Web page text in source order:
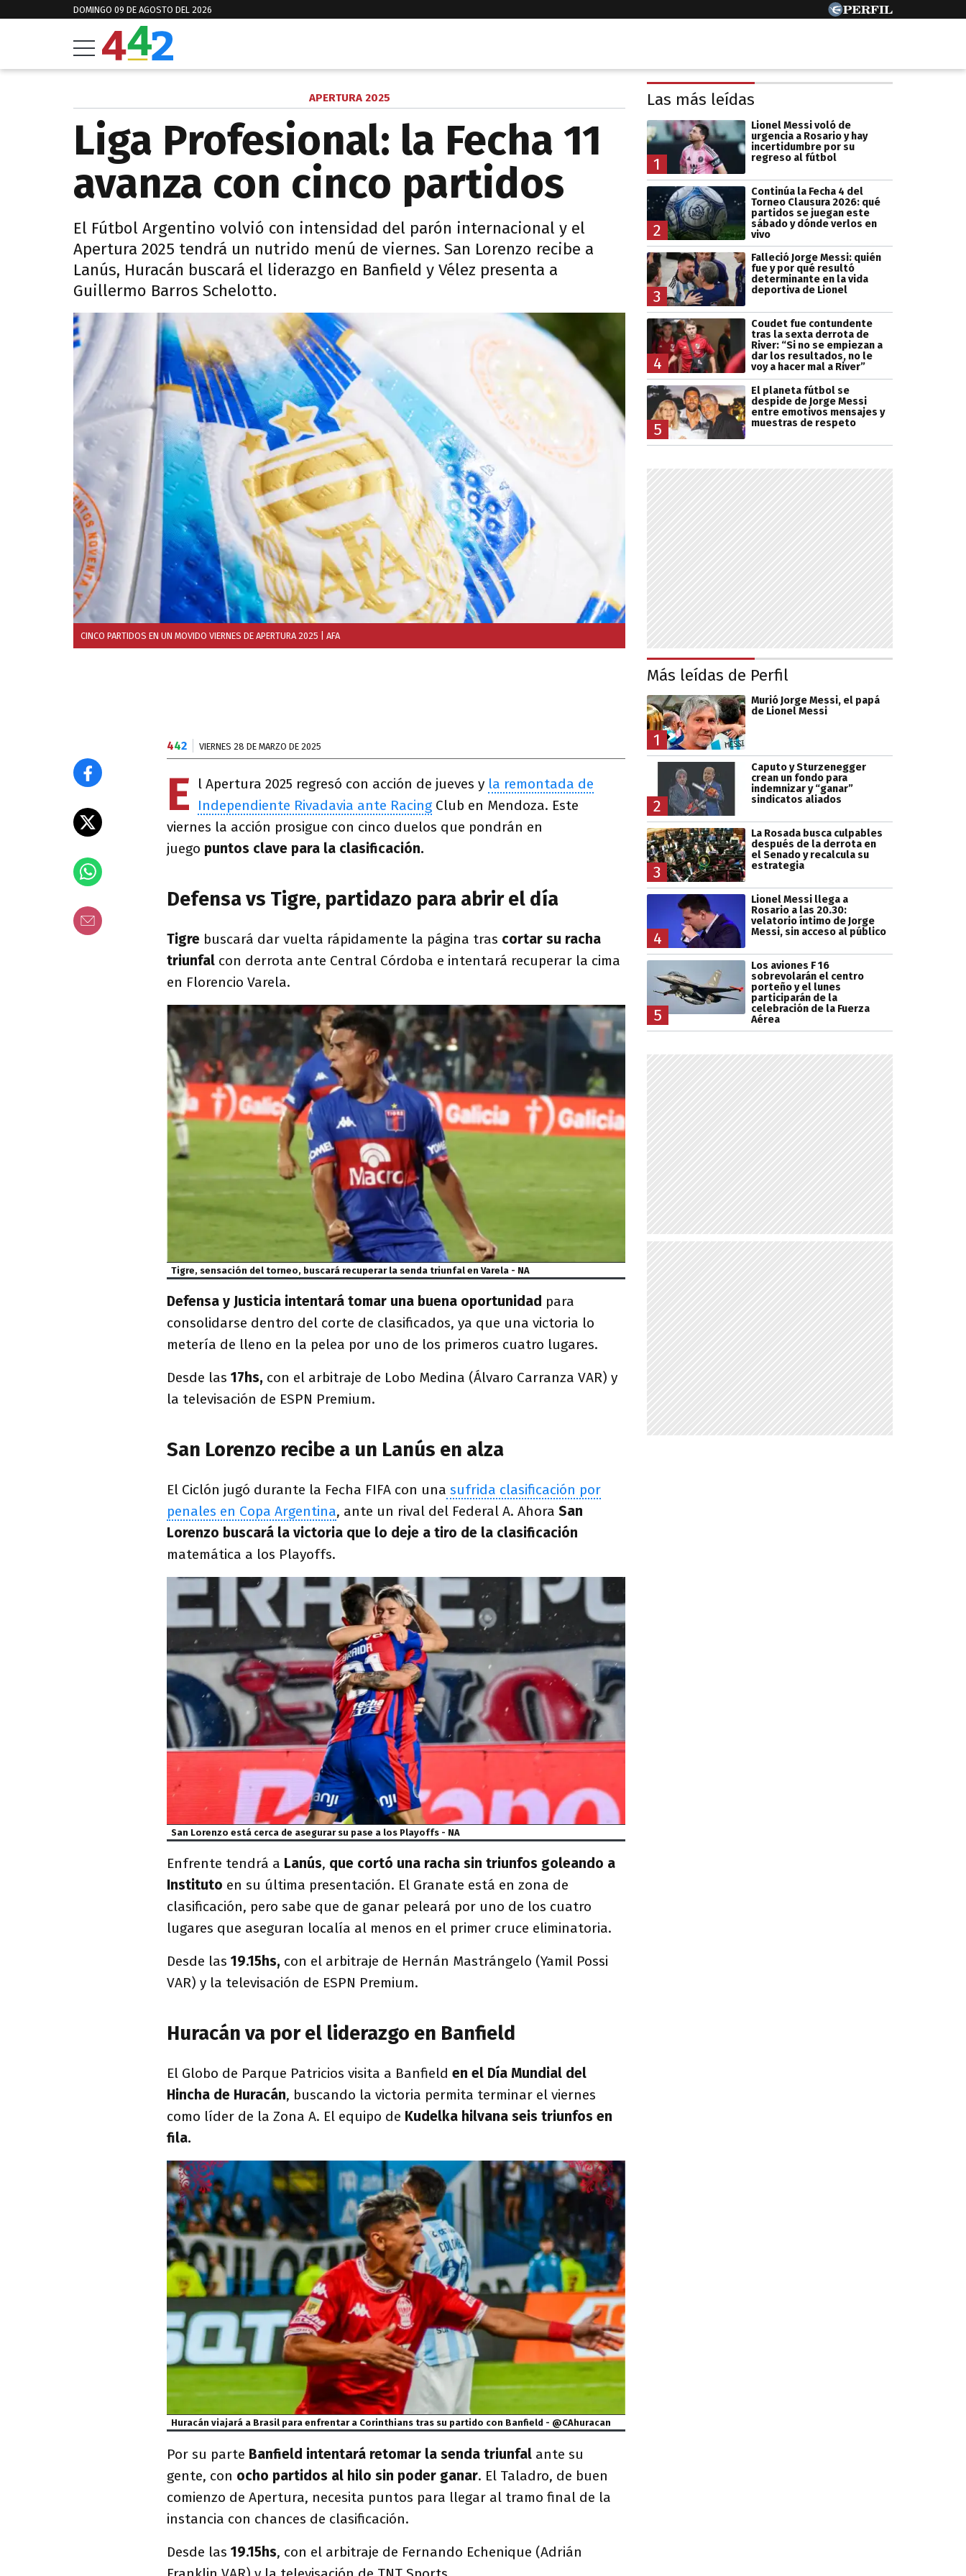
DOMINGO 09 DE AGOSTO DEL 2026
APERTURA 2025
Liga Profesional: la Fecha 11
avanza con cinco partidos
El Fútbol Argentino volvió con intensidad del parón internacional y el
Apertura 2025 tendrá un nutrido menú de viernes. San Lorenzo recibe a
Lanús, Huracán buscará el liderazgo en Banfield y Vélez presenta a
Guillermo Barros Schelotto.
CINCO PARTIDOS EN UN MOVIDO VIERNES DE APERTURA 2025 | AFA
442 VIERNES 28 DE MARZO DE 2025
E l Apertura 2025 regresó con acción de jueves y la remontada de
Independiente Rivadavia ante RacingClub en Mendoza. Este
viernes la acción prosigue con cinco duelos que pondrán en
juego puntos clave para la clasificación.
Defensa vs Tigre, partidazo para abrir el día
Tigre buscará dar vuelta rápidamente la página tras cortar su racha
triunfal con derrota ante Central Córdoba e intentará recuperar la cima
en Florencio Varela.
Tigre, sensación del torneo, buscará recuperar la senda triunfal en Varela - NA
Defensa y Justicia intentará tomar una buena oportunidad para
consolidarse dentro del corte de clasificados, ya que una victoria lo
metería de lleno en la pelea por uno de los primeros cuatro lugares.
Desde las 17hs, con el arbitraje de Lobo Medina (Álvaro Carranza VAR) y
la televisación de ESPN Premium.
San Lorenzo recibe a un Lanús en alza
El Ciclón jugó durante la Fecha FIFA con una sufrida clasificación por
penales en Copa Argentina, ante un rival del Federal A. Ahora San
Lorenzo buscará la victoria que lo deje a tiro de la clasificación
matemática a los Playoffs.
San Lorenzo está cerca de asegurar su pase a los Playoffs - NA
Enfrente tendrá a Lanús, que cortó una racha sin triunfos goleando a
Instituto en su última presentación. El Granate está en zona de
clasificación, pero sabe que de ganar peleará por uno de los cuatro
lugares que aseguran localía al menos en el primer cruce eliminatoria.
Desde las 19.15hs, con el arbitraje de Hernán Mastrángelo (Yamil Possi
VAR) y la televisación de ESPN Premium.
Huracán va por el liderazgo en Banfield
El Globo de Parque Patricios visita a Banfield en el Día Mundial del
Hincha de Huracán, buscando la victoria permita terminar el viernes
como líder de la Zona A. El equipo de Kudelka hilvana seis triunfos en
fila.
Huracán viajará a Brasil para enfrentar a Corinthians tras su partido con Banfield - @CAhuracan
Por su parte Banfield intentará retomar la senda triunfal ante su
gente, con ocho partidos al hilo sin poder ganar. El Taladro, de buen
comienzo de Apertura, necesita puntos para llegar al tramo final de la
instancia con chances de clasificación.
Desde las 19.15hs, con el arbitraje de Fernando Echenique (Adrián
Las más leídas
1
Lionel Messi voló de
urgencia a Rosario y hay
incertidumbre por su
regreso al fútbol
2
Continúa la Fecha 4 del
Torneo Clausura 2026: qué
partidos se juegan este
sábado y dónde verlos en
vivo
3
Falleció Jorge Messi: quién
fue y por qué resultó
determinante en la vida
deportiva de Lionel
4
Coudet fue contundente
tras la sexta derrota de
River: “Si no se empiezan a
dar los resultados, no le
voy a hacer mal a River”
5
El planeta fútbol se
despide de Jorge Messi
entre emotivos mensajes y
muestras de respeto
Más leídas de Perfil
1
Murió Jorge Messi, el papá
de Lionel Messi
2
Caputo y Sturzenegger
crean un fondo para
indemnizar y “ganar”
sindicatos aliados
3
La Rosada busca culpables
después de la derrota en
el Senado y recalcula su
estrategia
4
Lionel Messi llega a
Rosario a las 20.30:
velatorio íntimo de Jorge
Messi, sin acceso al público
5
Los aviones F 16
sobrevolarán el centro
porteño y el lunes
participarán de la
celebración de la Fuerza
Aérea